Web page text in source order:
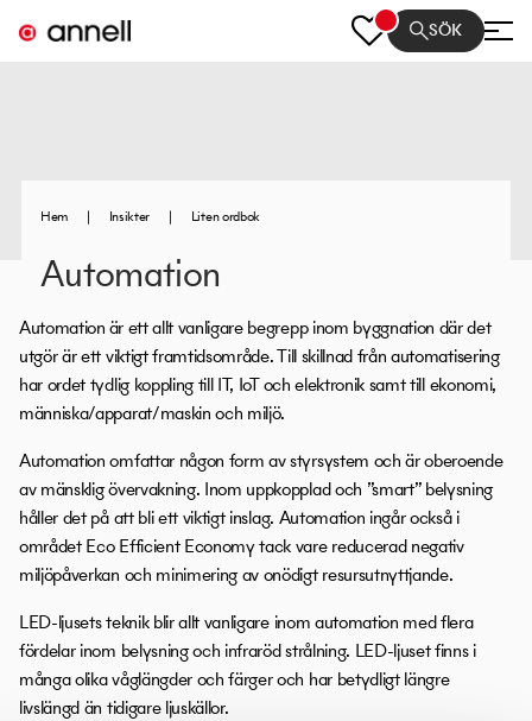
SÖK
Hem | Insikter | Liten ordbok
Automation
Automationär ett allt vanligare begrepp inom byggnation där det
utgör är ett viktigt framtidsområde. Till skillnad från automatisering
har ordet tydlig koppling till IT, IoT och elektronik samt till ekonomi,
människa/apparat/maskin och miljö.
Automation omfattar någon form av styrsystem och är oberoende
av mänsklig övervakning. Inom uppkopplad och ”smart” belysning
håller det på att bli ett viktigt inslag. Automation ingår också i
området Eco Efficient Economy tack vare reducerad negativ
miljöpåverkan och minimering av onödigt resursutnyttjande.
LED-ljusets teknik blir allt vanligare inom automation med flera
fördelar inom belysning och infraröd strålning. LED-ljuset finns i
många olika våglängder och färger och har betydligt längre
livslängd än tidigare ljuskällor.